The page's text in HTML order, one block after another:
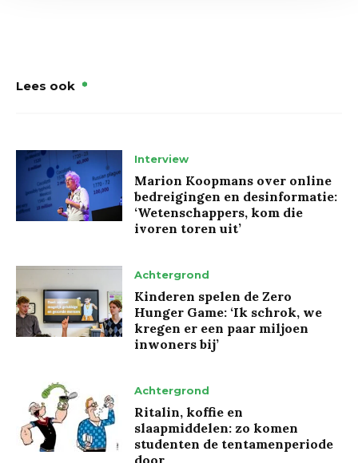
Lees ook
Interview
Marion Koopmans over online
bedreigingen en desinformatie:
‘Wetenschappers, kom die
ivoren toren uit’
Achtergrond
Kinderen spelen de Zero
Hunger Game: ‘Ik schrok, we
kregen er een paar miljoen
inwoners bij’
Achtergrond
Ritalin, koffie en
slaapmiddelen: zo komen
studenten de tentamenperiode
door